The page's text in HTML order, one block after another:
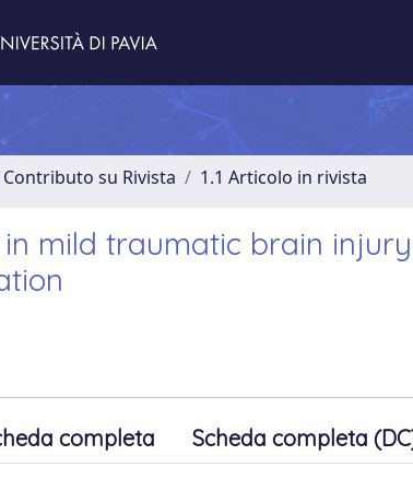
Contributo su Rivista 1.1 Articolo in rivista
mild traumatic brain
completa Scheda completa